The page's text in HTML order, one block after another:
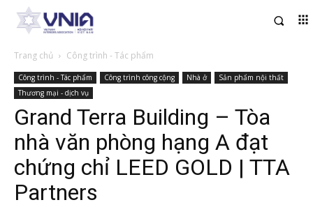
Trang chủ Công trình - Tác phẩm
Công trình - Tác phẩm Công trình công cộng Nhà ở
Sản phẩm nội thất
Thương mại - dịch vụ
Grand Terra Building – Tòa
nhà văn phòng hạng A đạt
chứng chỉ LEED GOLD | TTA
Partners